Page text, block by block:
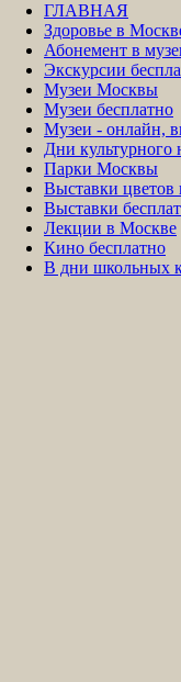
ГЛАВНАЯ
Здоровье в
Абонемент в
Экскурсии
Музеи Москвы
Музеи бесплатно
Музеи - онлайн,
Дни культурного
Парки Москвы
Выставки цветов
Выставки
Лекции в Москве
Кино бесплатно
В дни школьных